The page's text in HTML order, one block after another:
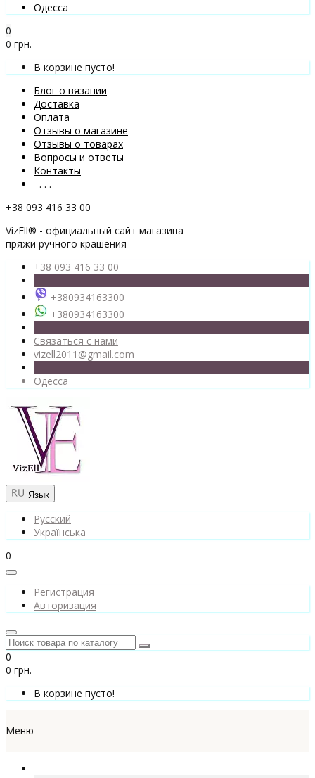
Одесса
0
0 грн.
В корзине пусто!
Блог о вязании
Доставка
Оплата
Отзывы о магазине
Отзывы о товарах
Вопросы и ответы
Контакты
. . .
+38 093 416 33 00
VizEll® - официальный сайт магазина
пряжи ручного крашения
+38 093 416 33 00
+380934163300
+380934163300
Связаться с нами
vizell2011@gmail.com
Одесса
Язык
Русский
Українська
0
Регистрация
Авторизация
0
0 грн.
В корзине пусто!
Меню